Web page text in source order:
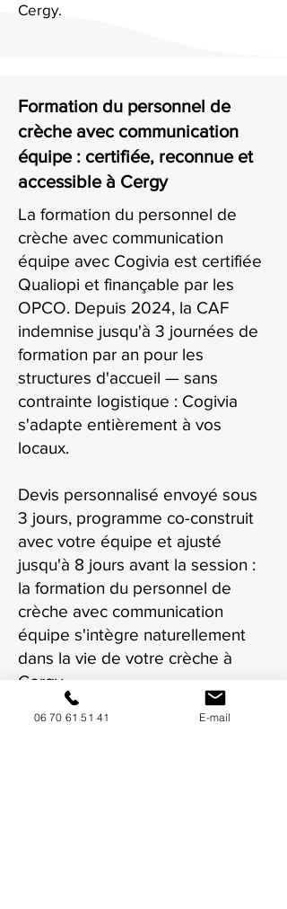
Cergy.
Formation du personnel de
crèche avec communication
équipe : certifiée, reconnue et
accessible à Cergy
La formation du personnel de
crèche avec communication
équipe avec Cogivia est certifiée
Qualiopi et finançable par les
OPCO. Depuis 2024, la CAF
indemnise jusqu'à 3 journées de
formation par an pour les
structures d'accueil — sans
contrainte logistique : Cogivia
s'adapte entièrement à vos
locaux.
Devis personnalisé envoyé sous
3 jours, programme co-construit
avec votre équipe et ajusté
jusqu'à 8 jours avant la session :
la formation du personnel de
crèche avec communication
équipe s'intègre naturellement
dans la vie de votre crèche à
Cergy.
06 70 61 51 41 E-mail